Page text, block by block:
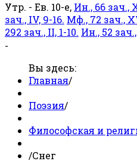
Утр. - Ев. 10-е, Ин., 66 зач.,
зач., IV, 9-16. Мф., 72 зач.,
292 зач., II, 1-10. Ин., 52
-
Вы здесь:
Главная/
Поэзия/
Философская и
/Снег